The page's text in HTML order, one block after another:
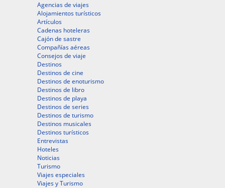
Agencias de viajes
Alojamientos turísticos
Artículos
Cadenas hoteleras
Cajón de sastre
Compañías aéreas
Consejos de viaje
Destinos
Destinos de cine
Destinos de enoturismo
Destinos de libro
Destinos de playa
Destinos de series
Destinos de turismo
Destinos musicales
Destinos turísticos
Entrevistas
Hoteles
Noticias
Turismo
Viajes especiales
Viajes y Turismo